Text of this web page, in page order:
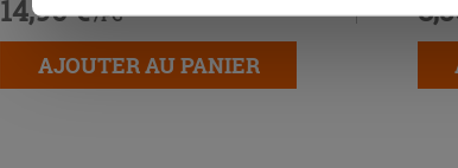
14,90 € /PC
AJOUTER AU PANIER